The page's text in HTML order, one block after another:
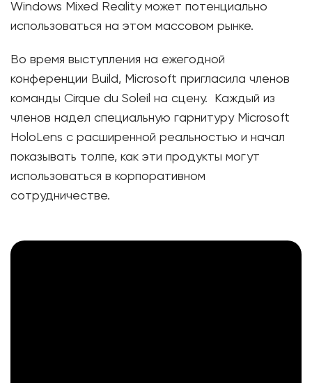
Windows Mixed Reality может потенциально
использоваться на этом массовом рынке.
Во время выступления на ежегодной
конференции Build, Microsoft пригласила членов
команды Cirque du Soleil на сцену. Каждый из
членов надел специальную гарнитуру Microsoft
HoloLens с расширенной реальностью и начал
показывать толпе, как эти продукты могут
использоваться в корпоративном
сотрудничестве.